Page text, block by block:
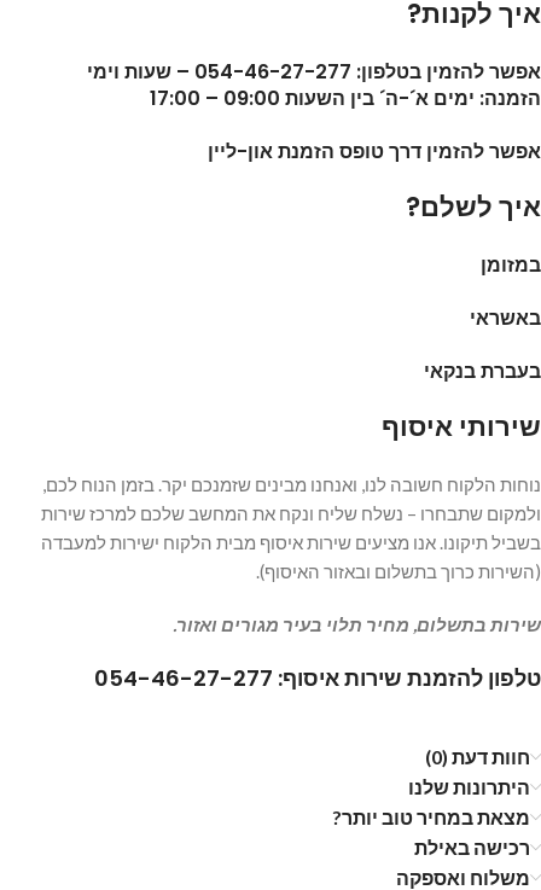
איך לקנות?
אפשר להזמין בטלפון: 054-46-27-277 – שעות וימי
הזמנה: ימים א´-ה´ בין השעות 09:00 – 17:00
אפשר להזמין דרך טופס הזמנת און-ליין
איך לשלם?
במזומן
באשראי
בעברת בנקאי
שירותי איסוף
נוחות הלקוח חשובה לנו, ואנחנו מבינים שזמנכם יקר. בזמן הנוח לכם,
ולמקום שתבחרו – נשלח שליח ונקח את המחשב שלכם למרכז שירות
בשביל תיקונו. אנו מציעים שירות איסוף מבית הלקוח ישירות למעבדה
(השירות כרוך בתשלום ובאזור האיסוף).
שירות בתשלום, מחיר תלוי בעיר מגורים ואזור.
טלפון להזמנת שירות איסוף: 054-46-27-277
חוות דעת (0)
היתרונות שלנו
מצאת במחיר טוב יותר?
רכישה באילת
משלוח ואספקה